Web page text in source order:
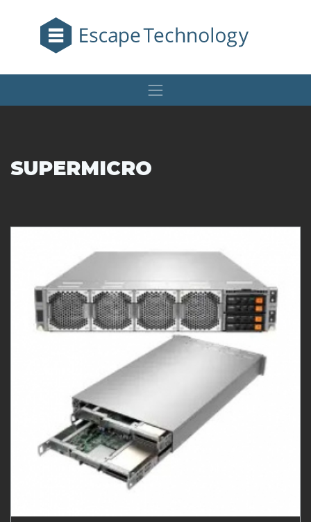
SUPERMICRO